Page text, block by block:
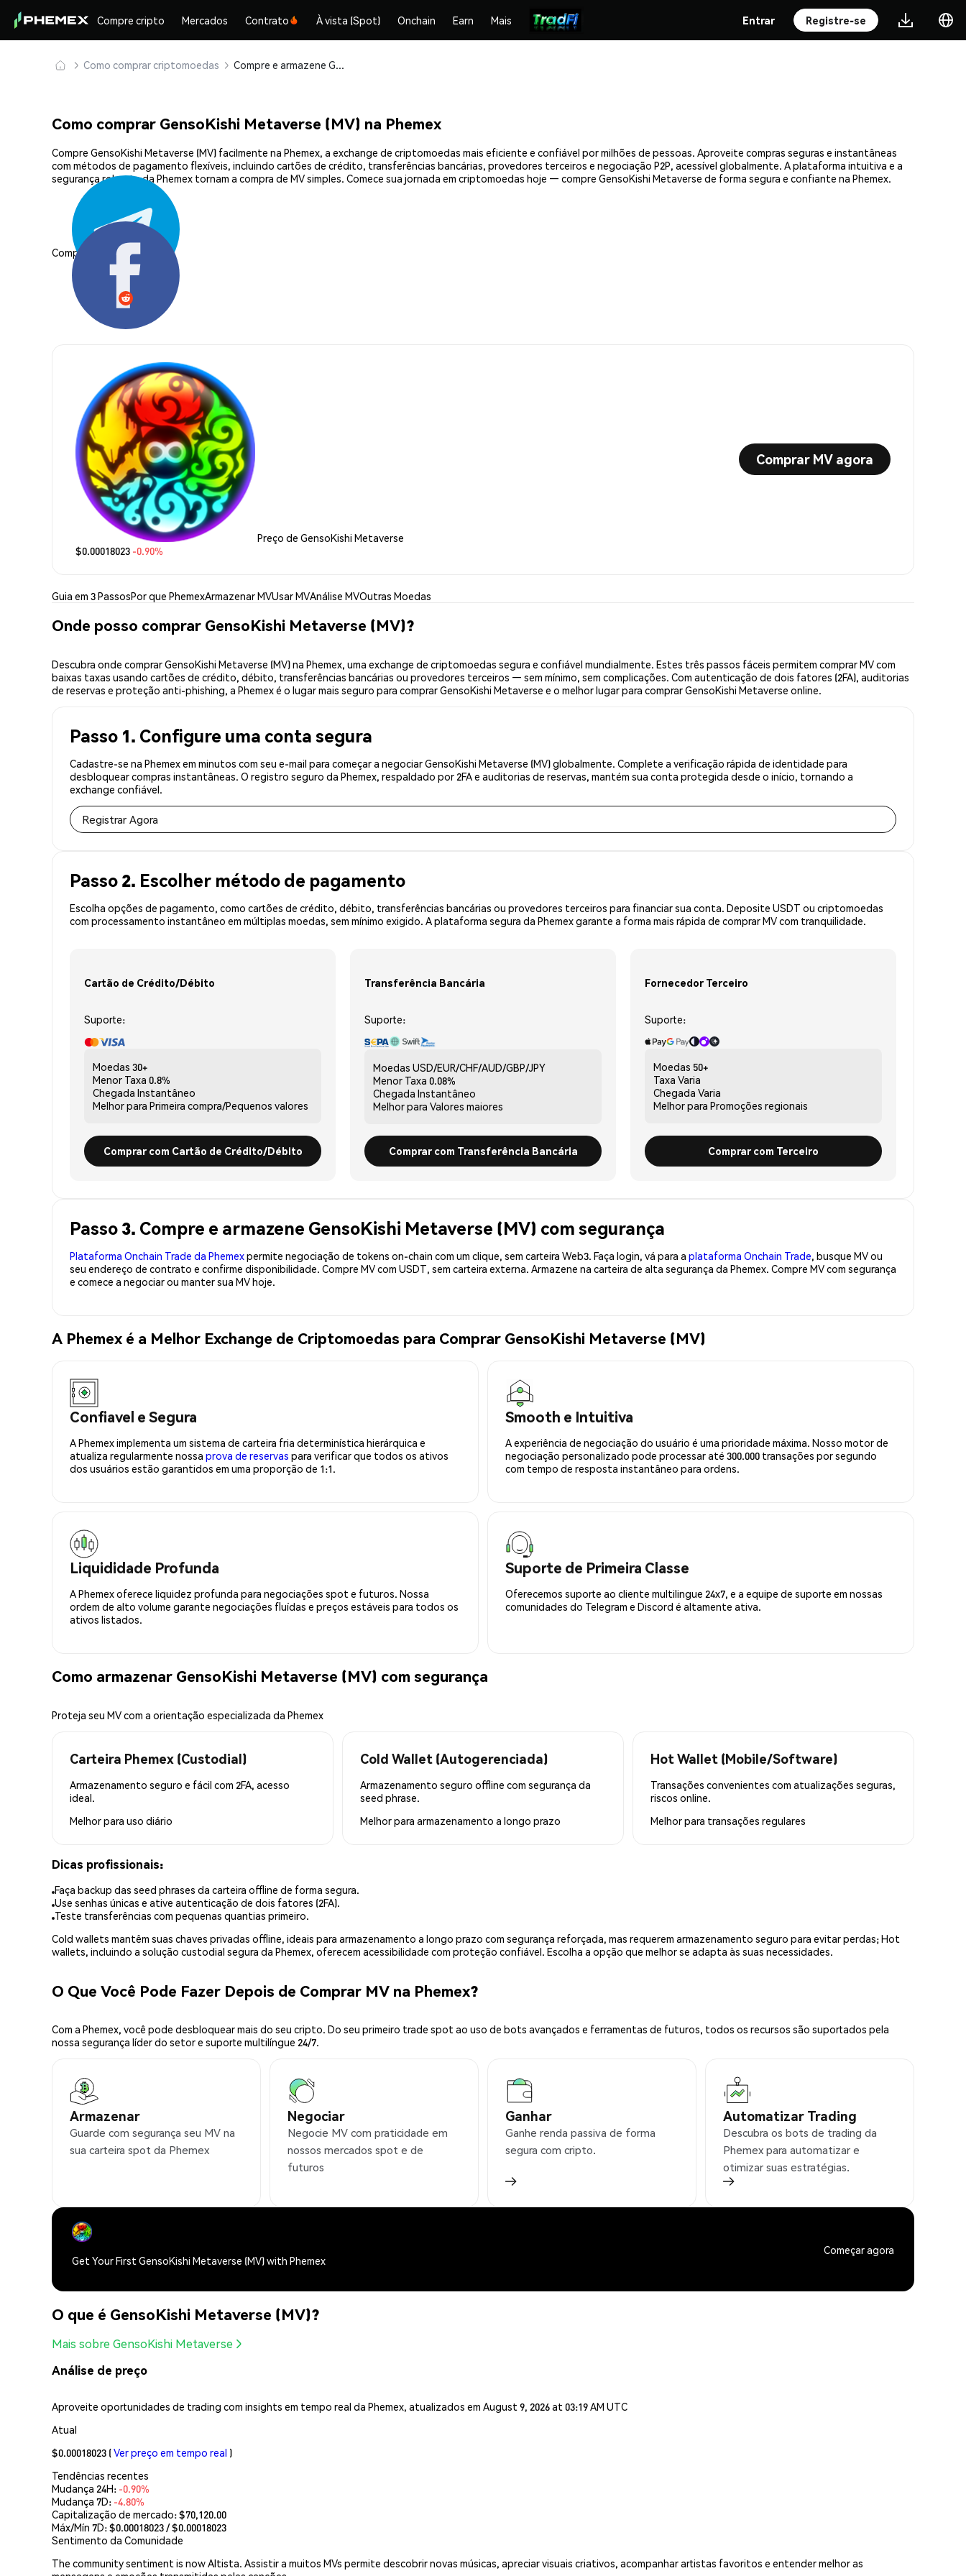
Compre cripto Mercados Contrato À vista (Spot) Onchain Earn Mais Entrar Registre-se
Como comprar criptomoedas Compre e armazene GensoKishi Metaverse (MV) com segurança
Como comprar GensoKishi Metaverse (MV) na Phemex
Compre GensoKishi Metaverse (MV) facilmente na Phemex, a exchange de criptomoedas mais eficiente e confiável por milhões de pessoas. Aproveite compras seguras e instantâneas
com métodos de pagamento flexíveis, incluindo cartões de crédito, transferências bancárias, provedores terceiros e negociação P2P, acessível globalmente. A plataforma intuitiva e a
segurança robusta da Phemex tornam a compra de MV simples. Comece sua jornada em criptomoedas hoje — compre GensoKishi Metaverse de forma segura e confiante na Phemex.
Compartilhar:
Preço de GensoKishi Metaverse
$0.00018023 -0.90%
Comprar MV agora
Guia em 3 PassosPor que PhemexArmazenar MVUsar MVAnálise MVOutras Moedas
Onde posso comprar GensoKishi Metaverse (MV)?
Descubra onde comprar GensoKishi Metaverse (MV) na Phemex, uma exchange de criptomoedas segura e confiável mundialmente. Estes três passos fáceis permitem comprar MV com
baixas taxas usando cartões de crédito, débito, transferências bancárias ou provedores terceiros — sem mínimo, sem complicações. Com autenticação de dois fatores (2FA), auditorias
de reservas e proteção anti-phishing, a Phemex é o lugar mais seguro para comprar GensoKishi Metaverse e o melhor lugar para comprar GensoKishi Metaverse online.
Passo 1. Configure uma conta segura
Cadastre-se na Phemex em minutos com seu e-mail para começar a negociar GensoKishi Metaverse (MV) globalmente. Complete a verificação rápida de identidade para
desbloquear compras instantâneas. O registro seguro da Phemex, respaldado por 2FA e auditorias de reservas, mantém sua conta protegida desde o início, tornando a
exchange confiável.
Registrar Agora
Passo 2. Escolher método de pagamento
Escolha opções de pagamento, como cartões de crédito, débito, transferências bancárias ou provedores terceiros para financiar sua conta. Deposite USDT ou criptomoedas
com processamento instantâneo em múltiplas moedas, sem mínimo exigido. A plataforma segura da Phemex garante a forma mais rápida de comprar MV com tranquilidade.
Cartão de Crédito/Débito
Suporte:
Moedas 30+
Menor Taxa 0.8%
Chegada Instantâneo
Melhor para Primeira compra/Pequenos valores
Comprar com Cartão de Crédito/Débito
Transferência Bancária
Suporte:
Moedas USD/EUR/CHF/AUD/GBP/JPY
Menor Taxa 0.08%
Chegada Instantâneo
Melhor para Valores maiores
Comprar com Transferência Bancária
Fornecedor Terceiro
Suporte:
Moedas 50+
Taxa Varia
Chegada Varia
Melhor para Promoções regionais
Comprar com Terceiro
Passo 3. Compre e armazene GensoKishi Metaverse (MV) com segurança
Plataforma Onchain Trade da Phemexpermite negociação de tokens on-chain com um clique, sem carteira Web3. Faça login, vá para a plataforma Onchain Trade, busque MV ou
seu endereço de contrato e confirme disponibilidade. Compre MV com USDT, sem carteira externa. Armazene na carteira de alta segurança da Phemex. Compre MV com segurança
e comece a negociar ou manter sua MV hoje.
A Phemex é a Melhor Exchange de Criptomoedas para Comprar GensoKishi Metaverse (MV)
Confiavel e Segura
A Phemex implementa um sistema de carteira fria determinística hierárquica e
atualiza regularmente nossa prova de reservas para verificar que todos os ativos
dos usuários estão garantidos em uma proporção de 1:1.
Smooth e Intuitiva
A experiência de negociação do usuário é uma prioridade máxima. Nosso motor de
negociação personalizado pode processar até 300.000 transações por segundo
com tempo de resposta instantâneo para ordens.
Liquididade Profunda
A Phemex oferece liquidez profunda para negociações spot e futuros. Nossa
ordem de alto volume garante negociações fluídas e preços estáveis para todos os
ativos listados.
Suporte de Primeira Classe
Oferecemos suporte ao cliente multilingue 24x7, e a equipe de suporte em nossas
comunidades do Telegram e Discord é altamente ativa.
Como armazenar GensoKishi Metaverse (MV) com segurança
Proteja seu MV com a orientação especializada da Phemex
Carteira Phemex (Custodial)
Armazenamento seguro e fácil com 2FA, acesso
ideal.
Melhor para uso diário
Cold Wallet (Autogerenciada)
Armazenamento seguro offline com segurança da
seed phrase.
Melhor para armazenamento a longo prazo
Hot Wallet (Mobile/Software)
Transações convenientes com atualizações seguras,
riscos online.
Melhor para transações regulares
Dicas profissionais:
Faça backup das seed phrases da carteira offline de forma segura.
Use senhas únicas e ative autenticação de dois fatores (2FA).
Teste transferências com pequenas quantias primeiro.
Cold wallets mantêm suas chaves privadas offline, ideais para armazenamento a longo prazo com segurança reforçada, mas requerem armazenamento seguro para evitar perdas; Hot
wallets, incluindo a solução custodial segura da Phemex, oferecem acessibilidade com proteção confiável. Escolha a opção que melhor se adapta às suas necessidades.
O Que Você Pode Fazer Depois de Comprar MV na Phemex?
Com a Phemex, você pode desbloquear mais do seu cripto. Do seu primeiro trade spot ao uso de bots avançados e ferramentas de futuros, todos os recursos são suportados pela
nossa segurança líder do setor e suporte multilíngue 24/7.
Armazenar
Guarde com segurança seu MV na
sua carteira spot da Phemex
Negociar
Negocie MV com praticidade em
nossos mercados spot e de
futuros
Ganhar
Ganhe renda passiva de forma
segura com cripto.
Automatizar Trading
Descubra os bots de trading da
Phemex para automatizar e
otimizar suas estratégias.
Get Your First GensoKishi Metaverse (MV) with Phemex
Começar agora
O que é GensoKishi Metaverse (MV)?
Mais sobre GensoKishi Metaverse
Análise de preço
Aproveite oportunidades de trading com insights em tempo real da Phemex, atualizados em August 9, 2026 at 03:19 AM UTC
Atual
$0.00018023 (Ver preço em tempo real )
Tendências recentes
Mudança 24H: -0.90%
Mudança 7D: -4.80%
Capitalização de mercado:$70,120.00
Máx/Mín 7D: $0.00018023/ $0.00018023
Sentimento da Comunidade
The community sentiment is now Altista. Assistir a muitos MVs permite descobrir novas músicas, apreciar visuais criativos, acompanhar artistas favoritos e entender melhor as